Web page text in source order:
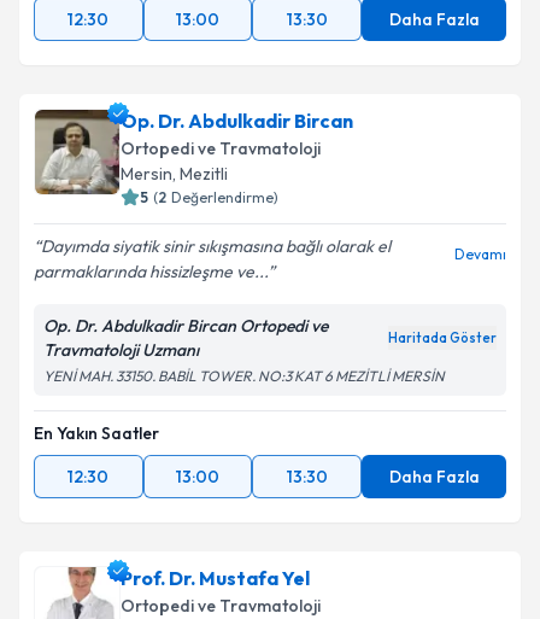
12:30
13:00 13:30 Daha Fazla
Op. Dr. Abdulkadir Bircan
Ortopedi ve Travmatoloji
Mersin, Mezitli
5 (2 Değerlendirme)
Dayımda siyatik sinir sıkışmasına bağlı olarak el
parmaklarında hissizleşme ve...
Devamı
Op. Dr. Abdulkadir Bircan Ortopedi ve
Travmatoloji Uzmanı
Haritada Göster
YENİ MAH. 33150. BABİL TOWER. NO:3 KAT 6 MEZİTLİ MERSİN
En Yakın Saatler
12:30
13:00 13:30 Daha Fazla
Prof. Dr. Mustafa Yel
Ortopedi ve Travmatoloji